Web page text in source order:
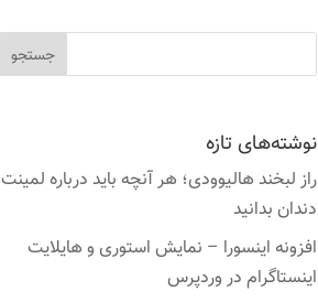
نوشته‌های تازه
راز لبخند هالیوودی؛ هر آنچه باید درباره لمینت
دندان بدانید
افزونه اینسورا – نمایش استوری و هایلایت
اینستاگرام در وردپرس